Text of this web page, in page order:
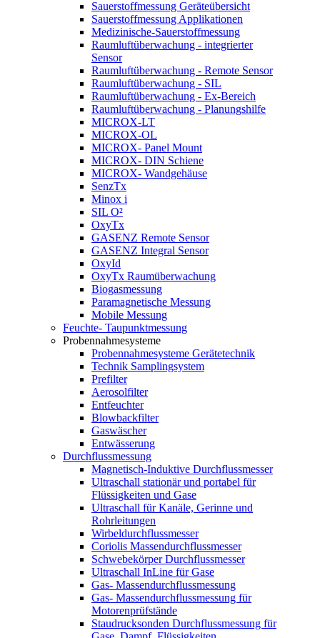
Sauerstoffmessung Geräteübersicht
Sauerstoffmessung Applikationen
Medizinische-Sauerstoffmessung
Raumluftüberwachung - integrierter
Sensor
Raumluftüberwachung - Remote Sensor
Raumluftüberwachung - SIL
Raumluftüberwachung - Ex-Bereich
Raumluftüberwachung - Planungshilfe
MICROX-LT
MICROX-OL
MICROX- Panel Mount
MICROX- DIN Schiene
MICROX- Wandgehäuse
SenzTx
Minox i
SIL O²
OxyTx
GASENZ Remote Sensor
GASENZ Integral Sensor
OxyId
OxyTx Raumüberwachung
Biogasmessung
Paramagnetische Messung
Mobile Messung
Feuchte- Taupunktmessung
Probennahmesysteme
Probennahmesysteme Gerätetechnik
Technik Samplingsystem
Prefilter
Aerosolfilter
Entfeuchter
Blowbackfilter
Gaswäscher
Entwässerung
Durchflussmessung
Magnetisch-Induktive Durchflussmesser
Ultraschall stationär und portabel für
Flüssigkeiten und Gase
Ultraschall für Kanäle, Gerinne und
Rohrleitungen
Wirbeldurchflussmesser
Coriolis Massendurchflussmesser
Schwebekörper Durchflussmesser
Ultraschall InLine für Gase
Gas- Massendurchflussmessung
Gas- Massendurchflussmessung für
Motorenprüfstände
Staudrucksonden Durchflussmessung für